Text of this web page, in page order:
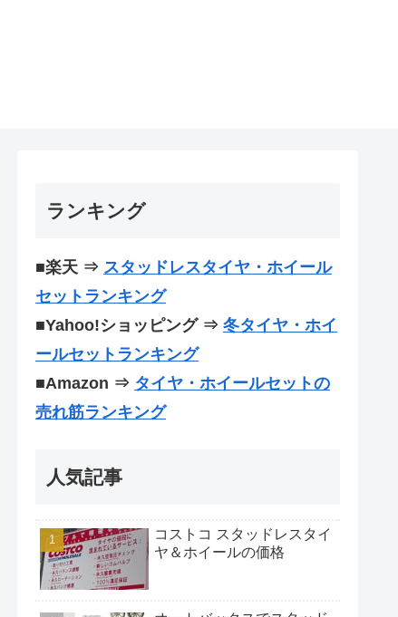
ランキング
■楽天 ⇒ スタッドレスタイヤ・ホイール
セットランキング
■Yahoo!ショッピング ⇒ 冬タイヤ・ホイ
ールセットランキング
■Amazon ⇒ タイヤ・ホイールセットの
売れ筋ランキング
人気記事
コストコ スタッドレスタイ
ヤ＆ホイールの価格